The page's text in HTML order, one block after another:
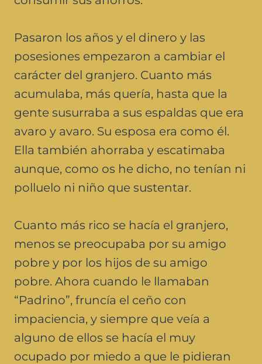
Pasaron los años y el dinero y las
posesiones empezaron a cambiar el
carácter del granjero. Cuanto más
acumulaba, más quería, hasta que la
gente susurraba a sus espaldas que era
avaro y avaro. Su esposa era como él.
Ella también ahorraba y escatimaba
aunque, como os he dicho, no tenían ni
polluelo ni niño que sustentar.
Cuanto más rico se hacía el granjero,
menos se preocupaba por su amigo
pobre y por los hijos de su amigo
pobre. Ahora cuando le llamaban
“Padrino”, fruncía el ceño con
impaciencia, y siempre que veía a
alguno de ellos se hacía el muy
ocupado por miedo a que le pidieran